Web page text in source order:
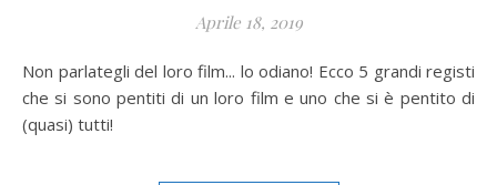
Aprile 18, 2019
Non parlategli del loro film... lo odiano! Ecco 5 grandi registi
che si sono pentiti di un loro film e uno che si è pentito di
(quasi) tutti!